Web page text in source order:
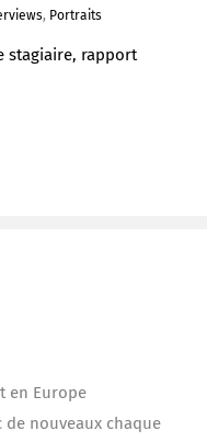
, Portraits
stagiaire, rapport
en Europe
de nouveaux chaque